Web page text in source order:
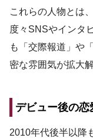
これらの人物とは
度々SNSやインタ
も「交際報道」や
密な雰囲気が拡大
デビュー後の恋
2010年代後半以降